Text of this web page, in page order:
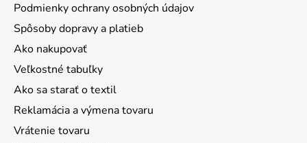
Podmienky ochrany osobných údajov
Spôsoby dopravy a platieb
Ako nakupovať
Veľkostné tabuľky
Ako sa starať o textil
Reklamácia a výmena tovaru
Vrátenie tovaru